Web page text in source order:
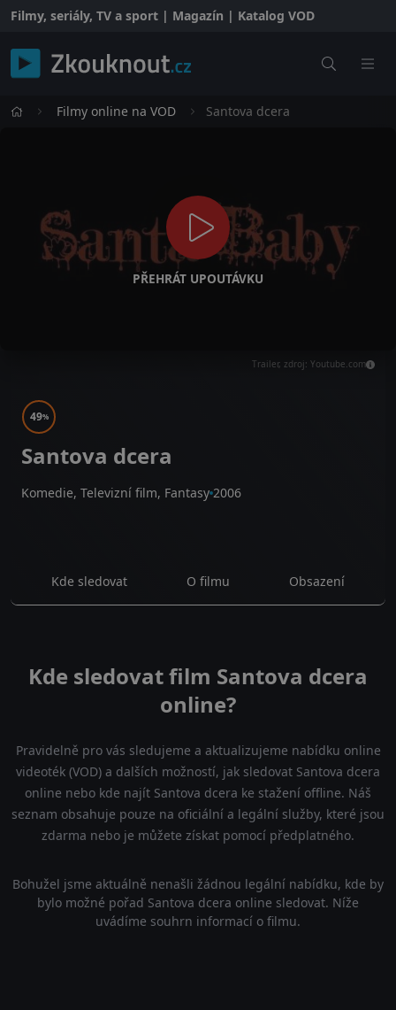
Filmy, seriály, TV a sport | Magazín | Katalog VOD
Filmy online na VOD Santova dcera
PŘEHRÁT UPOUTÁVKU
Trailer, zdroj: Youtube.com
49%
Santova dcera
Komedie, Televizní film, Fantasy 2006
Kde sledovat O filmu Obsazení
Kde sledovat film Santova dcera
online?
Pravidelně pro vás sledujeme a aktualizujeme nabídku online
videoték (VOD) a dalších možností, jak sledovat Santova dcera
online nebo kde najít Santova dcera ke stažení offline. Náš
seznam obsahuje pouze na oficiální a legální služby, které jsou
zdarma nebo je můžete získat pomocí předplatného.
Bohužel jsme aktuálně nenašli žádnou legální nabídku, kde by
bylo možné pořad Santova dcera online sledovat. Níže
uvádíme souhrn informací o filmu.